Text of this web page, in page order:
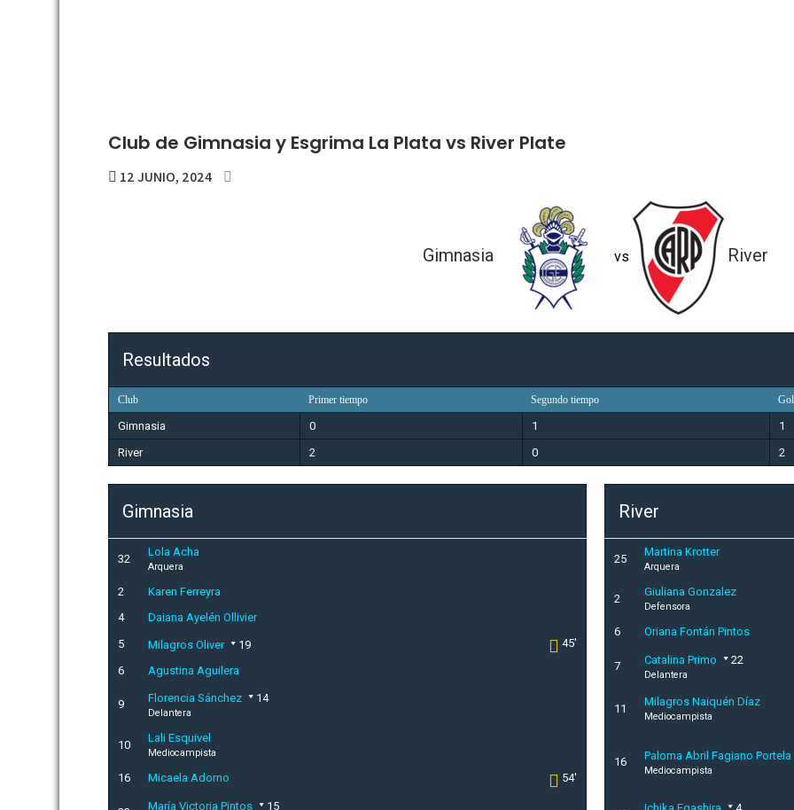
Club de Gimnasia y Esgrima La Plata vs River Plate
12 JUNIO, 2024
Gimnasia vs River
Resultados
Club Primer tiempo Segundo tiempo
Gimnasia 0 1 1
River
2 0 2
Gimnasia
32
Lola Acha
Arquera
2
Karen Ferreyra
4
Daiana Ayelén Ollivier
5
Milagros Oliver 19 45'
6 Agustina Aguilera
9 Florencia Sánchez 14
Delantera
10
Lali Esquivel
Mediocampista
16 Micaela Adorno 54'
María Victoria Pintos 15
River
25
Martina Krotter
Arquera
2
Giuliana Gonzalez
Defensora
6 Oriana Fontán Pintos
7 Catalina Primo 22
Delantera
11
Milagros Naiquén Díaz
Mediocampista
16 Paloma Abril Fagiano Portela
Mediocampista